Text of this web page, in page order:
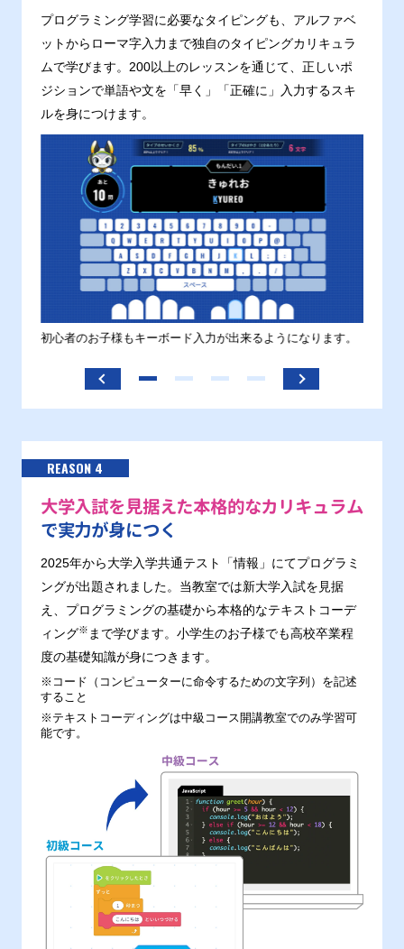
プログラミング学習に必要なタイピングも、アルファベ
ットからローマ字入力まで独自のタイピングカリキュラ
ムで学びます。200以上のレッスンを通じて、正しいポ
ジションで単語や文を「早く」「正確に」入力するスキ
ルを身につけます。
初心者のお子様もキーボード入力が出来るようになります。
REASON 4
大学入試を見据えた本格的なカリキュラム
で実力が身につく
2025年から大学入学共通テスト「情報」にてプログラミ
ングが出題されました。当教室では新大学入試を見据
え、プログラミングの基礎から本格的なテキストコーデ
ィング※ まで学びます。小学生のお子様でも高校卒業程
度の基礎知識が身につきます。
※コード（コンピューターに命令するための文字列）を記述
すること
※テキストコーディングは中級コース開講教室でのみ学習可
能です。